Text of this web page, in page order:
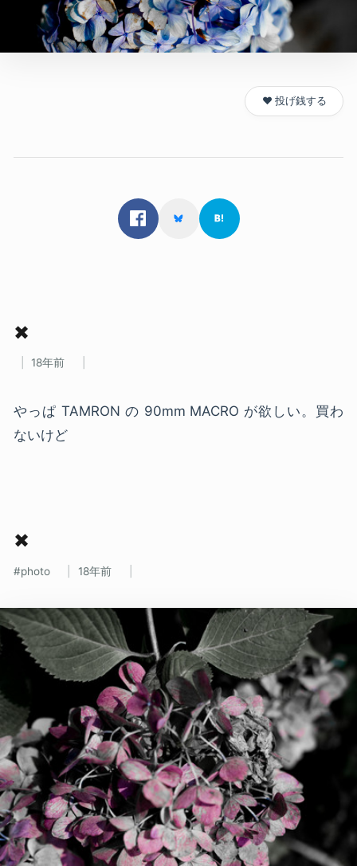
❤️ 投げ銭する
✖
18年前
やっぱ TAMRON の 90mm MACRO が欲しい。買わ
ないけど
✖
photo 18年前